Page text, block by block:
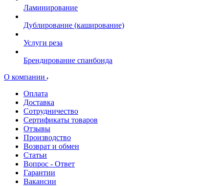
Ламинирование
Дублирование (каширование)
Услуги реза
Брендирование спанбонда
О компании
Оплата
Доставка
Сотрудничество
Сертификаты товаров
Отзывы
Производство
Возврат и обмен
Статьи
Вопрос - Ответ
Гарантии
Вакансии